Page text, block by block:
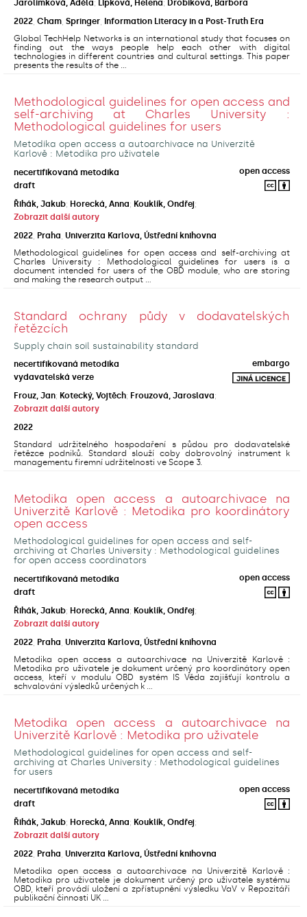
Jarolímková, Adéla; Lipková, Helena; Drobíková, Barbora
2022 Cham Springer Information Literacy in a Post-Truth Era
Global TechHelp Networks is an international study that focuses on
finding out the ways people help each other with digital
technologies in different countries and cultural settings. This paper
presents the results of the ...
Methodological guidelines for open access and
self-archiving at Charles University :
Methodological guidelines for users
Metodika open access a autoarchivace na Univerzitě
Karlově : Metodika pro uživatele
necertifikovaná metodika
open access
draft
Řihák, Jakub; Horecká, Anna; Kouklík, Ondřej;
Zobrazit další autory
2022 Praha Univerzita Karlova, Ústřední knihovna
Methodological guidelines for open access and self-archiving at
Charles University : Methodological guidelines for users is a
document intended for users of the OBD module, who are storing
and making the research output ...
Standard ochrany půdy v dodavatelských
řetězcích
Supply chain soil sustainability standard
necertifikovaná metodika
embargo
vydavatelská verze
Frouz, Jan; Kotecký, Vojtěch; Frouzová, Jaroslava;
Zobrazit další autory
2022
Standard udržitelného hospodaření s půdou pro dodavatelské
řetězce podniků. Standard slouží coby dobrovolný instrument k
managementu firemní udržitelnosti ve Scope 3.
Metodika open access a autoarchivace na
Univerzitě Karlově : Metodika pro koordinátory
open access
Methodological guidelines for open access and self-
archiving at Charles University : Methodological guidelines
for open access coordinators
necertifikovaná metodika
open access
draft
Řihák, Jakub; Horecká, Anna; Kouklík, Ondřej;
Zobrazit další autory
2022 Praha Univerzita Karlova, Ústřední knihovna
Metodika open access a autoarchivace na Univerzitě Karlově :
Metodika pro uživatele je dokument určený pro koordinátory open
access, kteří v modulu OBD systém IS Věda zajišťují kontrolu a
schvalování výsledků určených k ...
Metodika open access a autoarchivace na
Univerzitě Karlově : Metodika pro uživatele
Methodological guidelines for open access and self-
archiving at Charles University : Methodological guidelines
for users
necertifikovaná metodika
open access
draft
Řihák, Jakub; Horecká, Anna; Kouklík, Ondřej;
Zobrazit další autory
2022 Praha Univerzita Karlova, Ústřední knihovna
Metodika open access a autoarchivace na Univerzitě Karlově :
Metodika pro uživatele je dokument určený pro uživatele systému
OBD, kteří provádí uložení a zpřístupnění výsledku VaV v Repozitáři
publikační činnosti UK ...